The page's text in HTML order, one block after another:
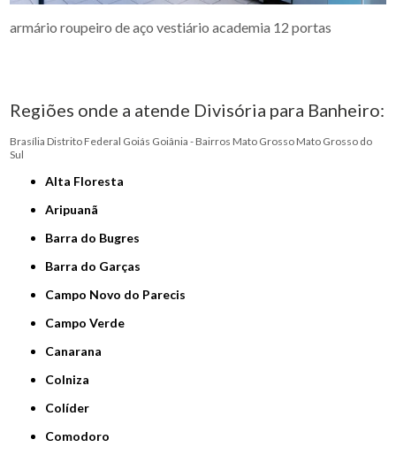
armário roupeiro de aço vestiário academia 12 portas
Regiões onde a atende Divisória para Banheiro:
Brasília Distrito Federal Goiás Goiânia - Bairros Mato Grosso Mato Grosso do
Sul
Alta Floresta
Aripuanã
Barra do Bugres
Barra do Garças
Campo Novo do Parecis
Campo Verde
Canarana
Colniza
Colíder
Comodoro